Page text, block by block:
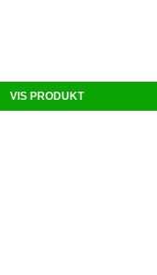
VIS PRODUKT